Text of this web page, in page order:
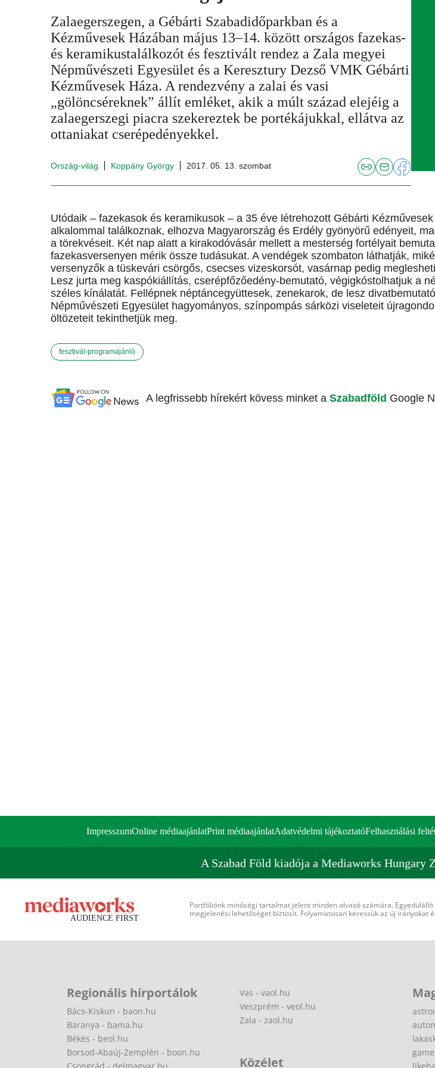
Zalaegerszegen, a Gébárti Szabadidőparkban és a
Kézművesek Házában május 13–14. között országos fazekas-
és keramikustalálkozót és fesztivált rendez a Zala megyei
Népművészeti Egyesület és a Keresztury Dezső VMK Gébárti
Kézművesek Háza. A rendezvény a zalai és vasi
„gölöncséreknek” állít emléket, akik a múlt század elejéig a
zalaegerszegi piacra szekereztek be portékájukkal, ellátva az
ottaniakat cserépedényekkel.
Ország-világ Koppány György 2017. 05. 13. szombat
Utódaik – fazekasok és keramikusok – a 35 éve létrehozott Gébárti
alkalommal találkoznak, elhozva Magyarország és Erdély gyönyörű edényeit,
a törekvéseit. Két nap alatt a kirakodóvásár mellett a mesterség fortélyait
fazekasversenyen mérik össze tudásukat. A vendégek szombaton láthatják,
versenyzők a tüskevári csörgős, csecses vizeskorsót, vasárnap pedig
Lesz jurta meg kaspókiállítás, cserépfőzőedény-bemutató, végigkóstolhatjuk a
széles kínálatát. Fellépnek néptáncegyüttesek, zenekarok, de lesz
Népművészeti Egyesület hagyományos, színpompás sárközi viseleteit
öltözeteit tekinthetjük meg.
fesztivál-programajánló
A legfrissebb hírekért kövess minket a Szabadföld Google
ImpresszumOnline médiaajánlatPrint médiaajánlatAdatvédelmi tájékoztatóFelhasználási
A Szabad Föld kiadója a Mediaworks
Portfóliónk minőségi tartalmat jelent minden olvasó számára.
megjelenési lehetőséget biztosít. Folyamatosan keressük az új irányokat
Regionális hírportálok
Bács-Kiskun - baon.hu
Baranya - bama.hu
Békés - beol.hu
Borsod-Abaúj-Zemplén - boon.hu
Vas - vaol.hu
Veszprém - veol.hu
Zala - zaol.hu
Közélet